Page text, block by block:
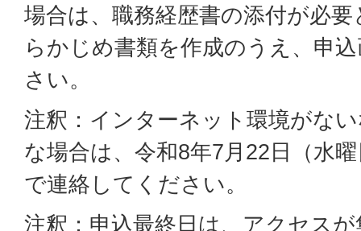
場合は、職務経歴書の添付が必
らかじめ書類を作成のうえ、申
さい。
注釈：インターネット環境がな
な場合は、令和8年7月22日（水
で連絡してください。
注釈：申込最終日は、アクセス